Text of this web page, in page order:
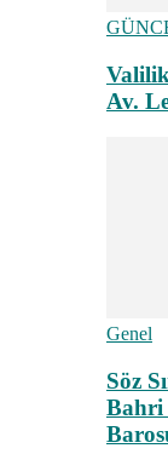
Av.
Genel
Söz
Bahri